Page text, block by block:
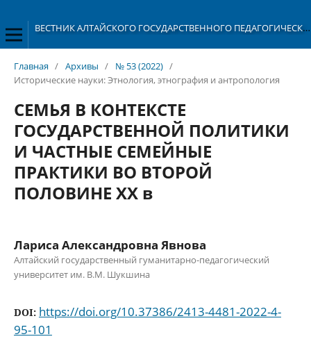
ВЕСТНИК АЛТАЙСКОГО ГОСУДАРСТВЕННОГО ПЕДАГОГИЧЕСКОГО УНИВЕРСИТЕТА
Главная / Архивы / № 53 (2022) /
Исторические науки: Этнология, этнография и антропология
СЕМЬЯ В КОНТЕКСТЕ
ГОСУДАРСТВЕННОЙ ПОЛИТИКИ
И ЧАСТНЫЕ СЕМЕЙНЫЕ
ПРАКТИКИ ВО ВТОРОЙ
ПОЛОВИНЕ XX в
Лариса Александровна Явнова
Алтайский государственный гуманитарно-педагогический
университет им. В.М. Шукшина
DOI: https://doi.org/10.37386/2413-4481-2022-4-
95-101